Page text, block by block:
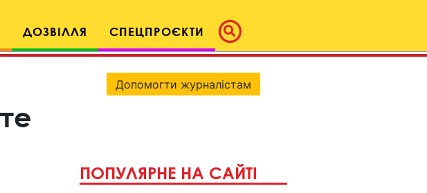
ДОЗВІЛЛЯ СПЕЦПРОЄКТИ
Допомогти журналістам
ПОПУЛЯРНЕ НА САЙТІ